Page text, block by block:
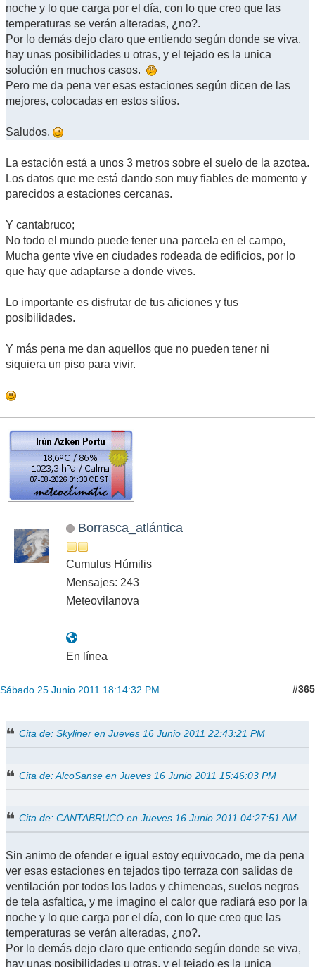
noche y lo que carga por el día, con lo que creo que las
temperaturas se verán alteradas, ¿no?.
Por lo demás dejo claro que entiendo según donde se viva,
hay unas posibilidades u otras, y el tejado es la unica
solución en muchos casos.
Pero me da pena ver esas estaciones según dicen de las
mejores, colocadas en estos sitios.
Saludos.
La estación está a unos 3 metros sobre el suelo de la azotea.
Los datos que me está dando son muy fiables de momento y
parecidos a estaciones cercanas.
Y cantabruco;
No todo el mundo puede tener una parcela en el campo,
Mucha gente vive en ciudades rodeada de edificios, por lo
que hay que adaptarse a donde vives.
Lo importante es disfrutar de tus aficiones y tus
posibilidades.
Y más pena me dan aquellos que no pueden tener ni
siquiera un piso para vivir.
Borrasca_atlántica
Cumulus Húmilis
Mensajes: 243
Meteovilanova
En línea
Sábado 25 Junio 2011 18:14:32 PM #365
Cita de: Skyliner en Jueves 16 Junio 2011 22:43:21 PM
Cita de: AlcoSanse en Jueves 16 Junio 2011 15:46:03 PM
Cita de: CANTABRUCO en Jueves 16 Junio 2011 04:27:51 AM
Sin animo de ofender e igual estoy equivocado, me da pena
ver esas estaciones en tejados tipo terraza con salidas de
ventilación por todos los lados y chimeneas, suelos negros
de tela asfaltica, y me imagino el calor que radiará eso por la
noche y lo que carga por el día, con lo que creo que las
temperaturas se verán alteradas, ¿no?.
Por lo demás dejo claro que entiendo según donde se viva,
hay unas posibilidades u otras, y el tejado es la unica